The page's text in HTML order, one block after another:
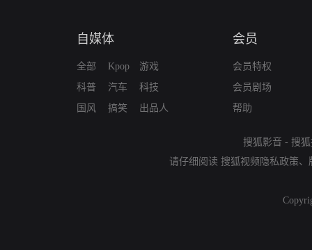
自媒体
全部
科普
国风
Kpop
汽车
搞笑
游戏
科技
出品人
会员
会员特权
会员剧场
帮助
搜狐影音 - 搜
请仔细阅读 搜狐视频隐私政策、